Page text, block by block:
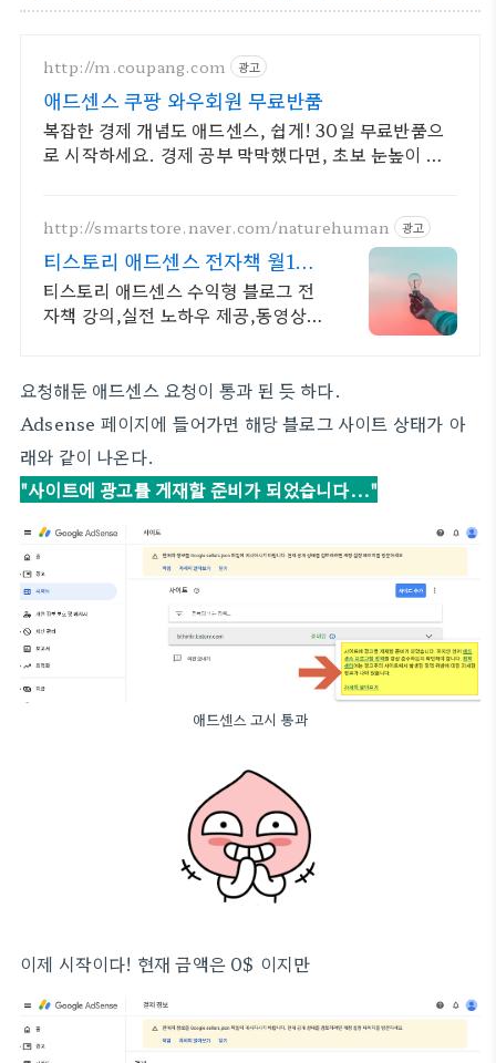
http://m.coupang.com 광고
애드센스 쿠팡 와우회원 무료반품
복잡한 경제 개념도 애드센스, 쉽게! 30일 무료반품으
로 시작하세요. 경제 공부 막막했다면, 초보 눈높이 책
http://smartstore.naver.com/naturehuman 광고
티스토리 애드센스 전자책 월100
만원 고정 수익발생!
티스토리 애드센스 수익형 블로그 전
자책 강의,실전 노하우 제공,동영상
자도 쉽게 배워요!
요청해둔 애드센스 요청이 통과 된 듯 하다.
Adsense 페이지에 들어가면 해당 블로그 사이트 상태가 아
래와 같이 나온다.
"사이트에 광고를 게재할 준비가 되었습니다..."
애드센스 고시 통과
이제 시작이다! 현재 금액은 0$ 이지만